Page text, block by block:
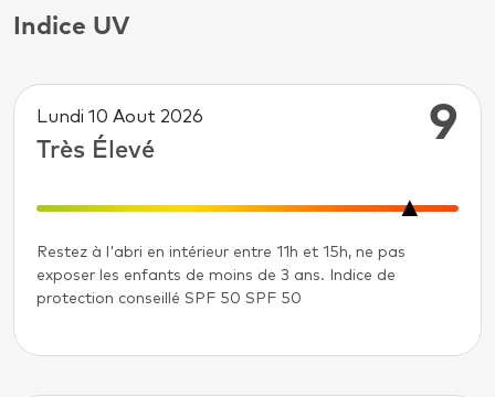
Indice UV
Lundi 10 Aout 2026
Très Élevé
9
Restez à l'abri en intérieur entre 11h et 15h, ne pas
exposer les enfants de moins de 3 ans. Indice de
protection conseillé SPF 50 SPF 50